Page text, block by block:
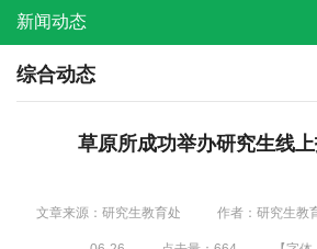
新闻动态
综合动态
草原所成功举办研究生线
文章来源：研究生教育处 作者：研究生教